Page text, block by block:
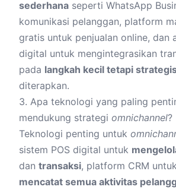
sederhana seperti WhatsApp
komunikasi pelanggan, platform
gratis untuk penjualan online, dan
digital untuk mengintegrasikan
pada langkah kecil tetapi
diterapkan.
3. Apa teknologi yang paling
mendukung strategi omnichannel?
Teknologi penting untuk
sistem POS digital untuk
dan transaksi, platform CRM
mencatat semua aktivitas